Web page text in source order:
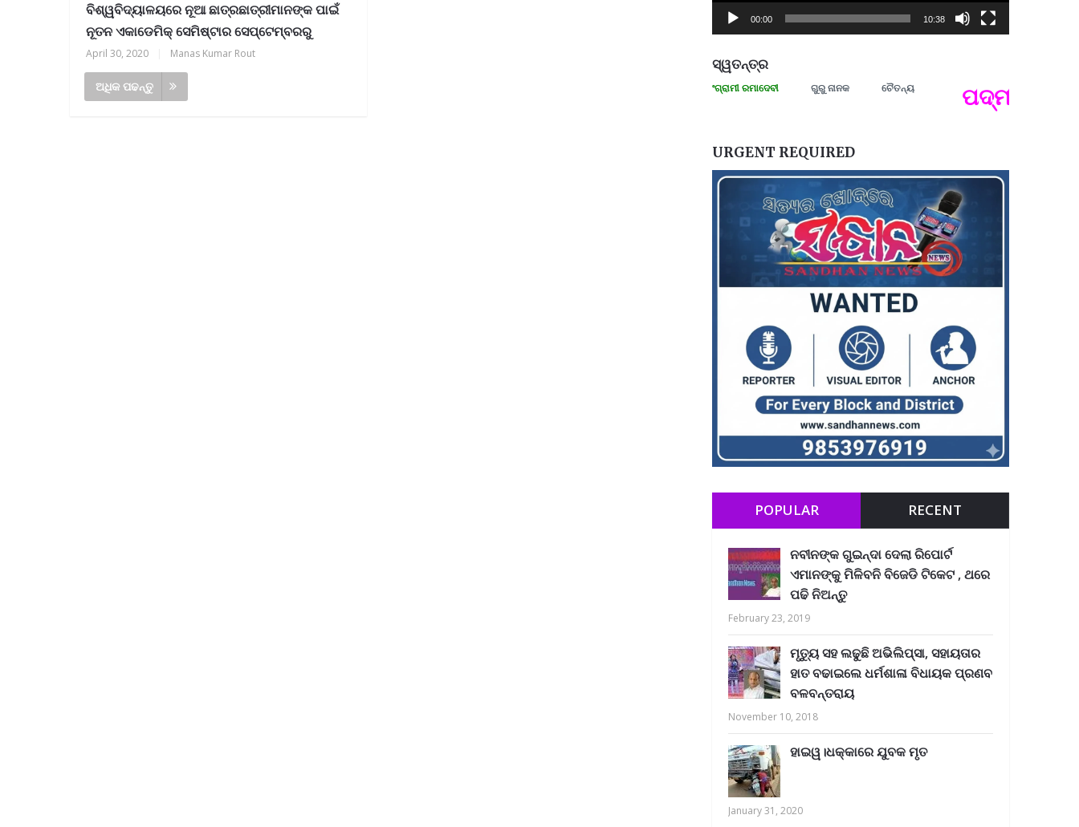
ବିଶ୍ୱବିଦ୍ୟାଳୟରେ ନୂଆ ଛାତ୍ରଛାତ୍ରୀମାନଙ୍କ ପାଇଁ
ନୂତନ ଏକାଡେମିକ୍ ସେମିଷ୍ଟାର ସେପ୍ଟେମ୍ବରରୁ
April 30, 2020 Manas Kumar Rout
ଅଧିକ ପଢନ୍ତୁ
00:00 10:38
ସ୍ୱତନ୍ତ୍ର
ମନେ ପଡନ୍ତି: ସ୍ୱାଧୀନତା ସଂଗ୍ରାମୀ ରମାଦେବୀ ଗୁରୁ ନାନକ ଚୈତନ୍ୟ ପଦ୍ମଶ୍ରୀ
URGENT REQUIRED
POPULAR RECENT
ନବୀନଙ୍କ ଗୁଇନ୍ଦା ଦେଲା ରିପୋର୍ଟ
ଏମାନଙ୍କୁ ମିଳିବନି ବିଜେଡି ଟିକେଟ , ଥରେ
ପଢି ନିଅନ୍ତୁ
February 23, 2019
ମୃତ୍ୟୁ ସହ ଲଢୁଛି ଅଭିଲିପ୍ସା, ସହାୟତାର
ହାତ ବଢାଇଲେ ଧର୍ମଶାଳା ବିଧାୟକ ପ୍ରଣବ
ବଳବନ୍ତରାୟ
November 10, 2018
ହାଇୱ।ଧକ୍କାରେ ଯୁବକ ମୃତ
January 31, 2020